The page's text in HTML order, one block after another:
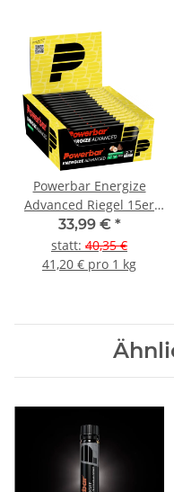
Powerbar Energize
Advanced Riegel 15er
Box Gemischt
33,99 € *
statt: 40,35 €
41,20 € pro 1 kg